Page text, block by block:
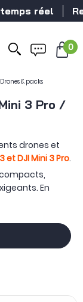
réel
0
Drones & packs
3 Pro /
drones et
et DJI Mini 3 Pro.
En
de se soustraire
de législation
Europe. Avec
pour leur
le DJI Mini 3
. C'est une